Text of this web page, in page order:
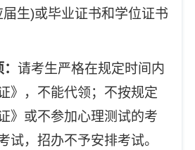
届生)或毕业证书和学位证书
：请考生严格在规定时间内
》，不能代领；不按规定
》或不参加心理测试的考
试，招办不予安排考试。